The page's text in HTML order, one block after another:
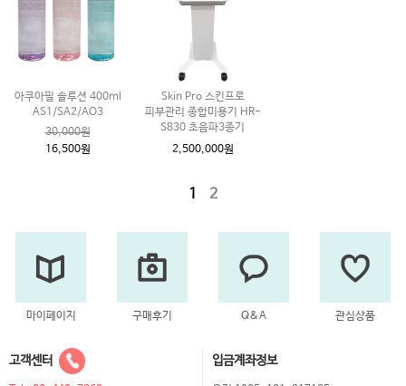
아쿠아필 솔루션 400ml
AS1/SA2/AO3
30,000원
16,500원
Skin Pro 스킨프로
피부관리 종합미용기 HR-
S830 초음파3종기
2,500,000원
1 2
마이페이지 구매후기 Q&A 관심상품
고객센터 입금계좌정보